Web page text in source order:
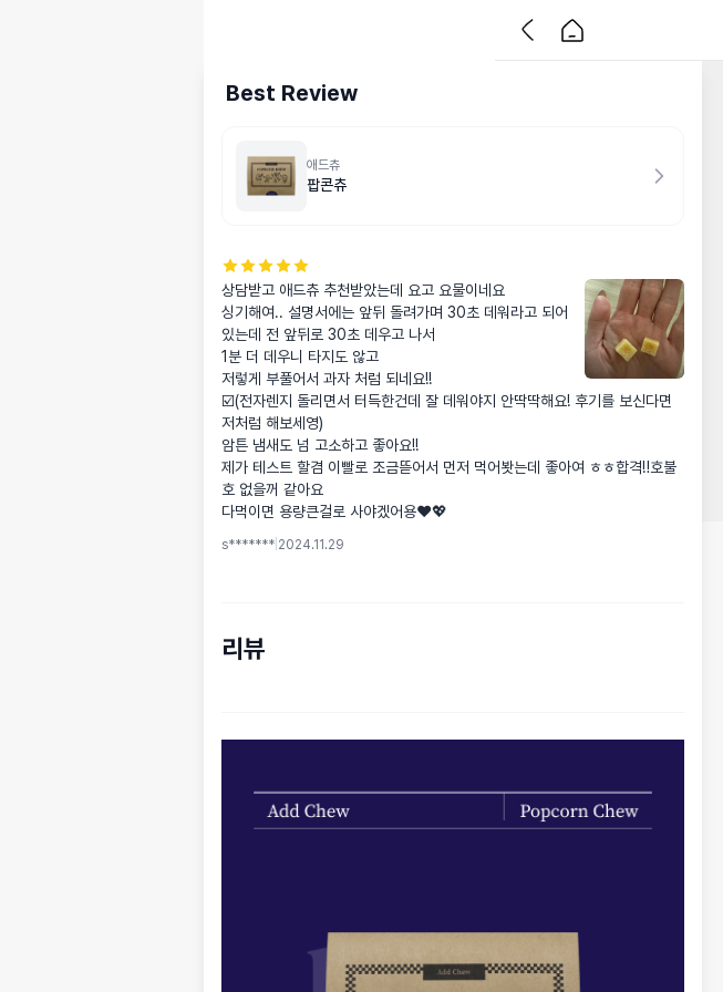
Best Review
애드츄
팝콘츄
상담받고 애드츄 추천받았는데 요고 요물이네요
싱기해여.. 설명서에는 앞뒤 돌려가며 30초 데워라고 되어
있는데 전 앞뒤로 30초 데우고 나서
1분 더 데우니 타지도 않고
저렇게 부풀어서 과자 처럼 되네요!!
☑️(전자렌지 돌리면서 터득한건데 잘 데워야지 안딱딱해요! 후기를 보신다면
저처럼 해보세영)
암튼 냄새도 넘 고소하고 좋아요!!
제가 테스트 할겸 이빨로 조금뜯어서 먼저 먹어봣는데 좋아여 ㅎㅎ합격‼️호불
호 없을꺼 같아요
다먹이면 용량큰걸로 사야겠어용❤️💖
s******* 2024.11.29
리뷰